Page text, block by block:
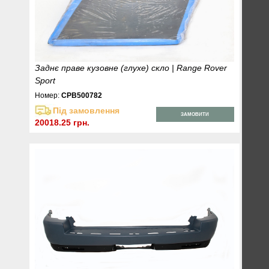
Заднє праве кузовне (глухе) скло | Range Rover
Sport
Номер:CPB500782
Під замовлення
20018.25 грн.
ЗАМОВИТИ